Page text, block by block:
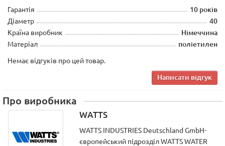
Гарантія 10 років
Діаметр 40
Країна виробник Німеччина
Матеріал поліетилен
Немає відгуків про цей товар.
Написати відгук
Про виробника
WATTS
WATTS INDUSTRIES Deutschland GmbH-
європейський підрозділ WATTS WATER